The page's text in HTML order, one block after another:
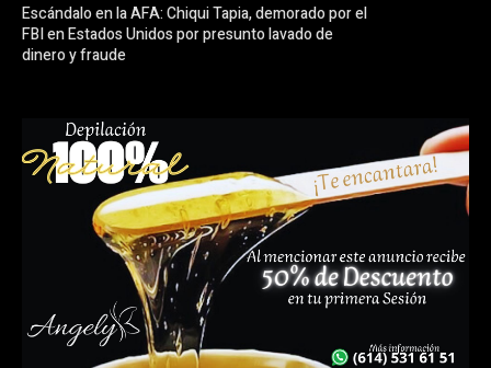
Escándalo en la AFA: Chiqui Tapia, demorado por el
FBI en Estados Unidos por presunto lavado de
dinero y fraude